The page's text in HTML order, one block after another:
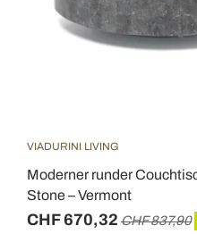
VIADURINI LIVING
Moderner runder
Stone – Vermont
CHF 670,32 CHF 837,90